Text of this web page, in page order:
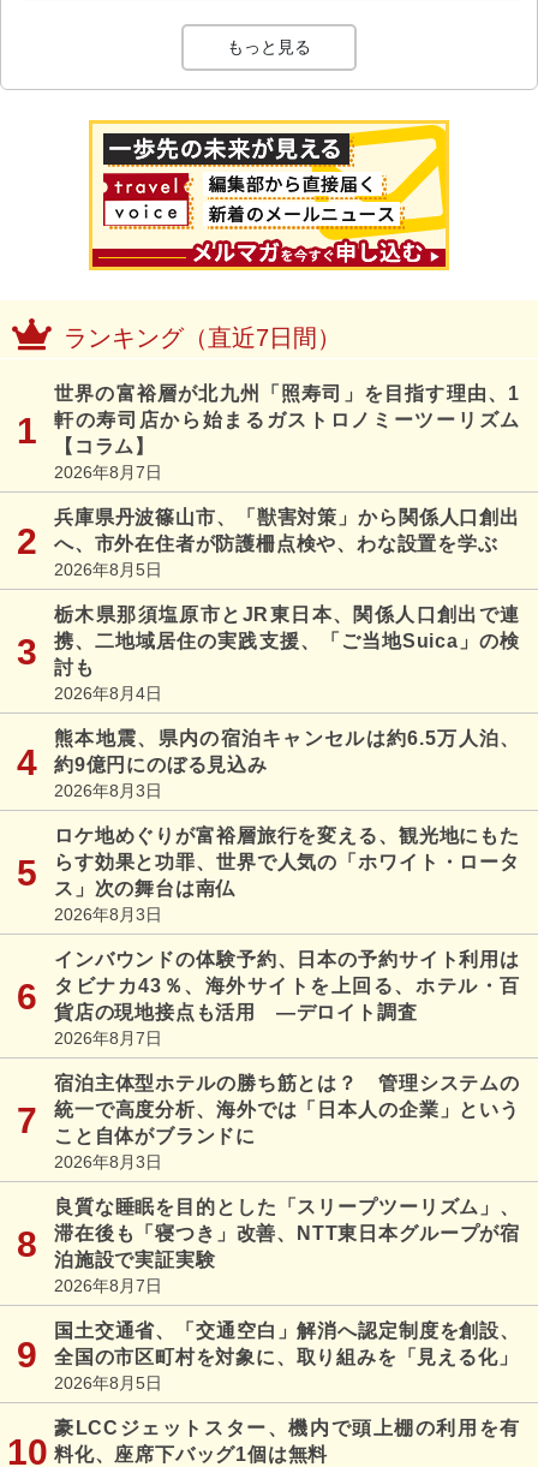
もっと見る
ランキング（直近7日間）
世界の富裕層が北九州「照寿司」を目指す理由、1
軒の寿司店から始まるガストロノミーツーリズム
【コラム】
2026年8月7日
兵庫県丹波篠山市、「獣害対策」から関係人口創出
へ、市外在住者が防護柵点検や、わな設置を学ぶ
2026年8月5日
栃木県那須塩原市とJR東日本、関係人口創出で連
携、二地域居住の実践支援、「ご当地Suica」の検
討も
2026年8月4日
熊本地震、県内の宿泊キャンセルは約6.5万人泊、
約9億円にのぼる見込み
2026年8月3日
ロケ地めぐりが富裕層旅行を変える、観光地にもた
らす効果と功罪、世界で人気の「ホワイト・ロータ
ス」次の舞台は南仏
2026年8月3日
インバウンドの体験予約、日本の予約サイト利用は
タビナカ43％、海外サイトを上回る、ホテル・百
貨店の現地接点も活用 ―デロイト調査
2026年8月7日
宿泊主体型ホテルの勝ち筋とは？ 管理システムの
統一で高度分析、海外では「日本人の企業」という
こと自体がブランドに
2026年8月3日
良質な睡眠を目的とした「スリープツーリズム」、
滞在後も「寝つき」改善、NTT東日本グループが宿
泊施設で実証実験
2026年8月7日
国土交通省、「交通空白」解消へ認定制度を創設、
全国の市区町村を対象に、取り組みを「見える化」
2026年8月5日
豪LCCジェットスター、機内で頭上棚の利用を有
料化、座席下バッグ1個は無料